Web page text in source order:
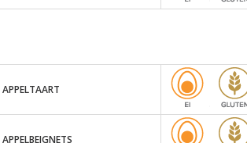
APPELTAART
APPELBEIGNETS